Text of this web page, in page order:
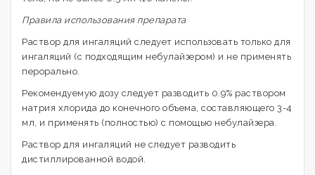
Правила использования препарата
Раствор для ингаляций следует использовать только для
ингаляций (с подходящим небулайзером) и не применять
перорально.
Рекомендуемую дозу следует разводить 0.9% раствором
натрия хлорида до конечного объема, составляющего 3-4
мл, и применять (полностью) с помощью небулайзера.
Раствор для ингаляций не следует разводить
дистиллированной водой.